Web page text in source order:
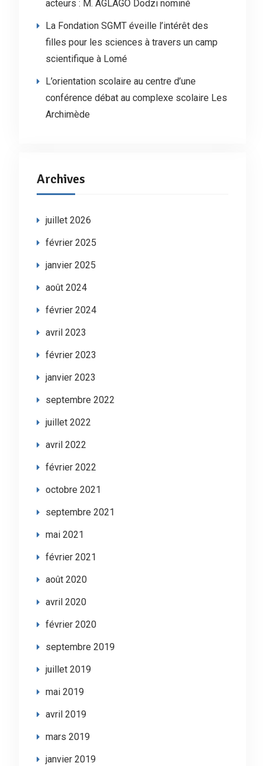
acteurs : M. AGLAGO Dodzi nominé
La Fondation SGMT éveille l’intérêt des
filles pour les sciences à travers un camp
scientifique à Lomé
L’orientation scolaire au centre d’une
conférence débat au complexe scolaire Les
Archimède
Archives
juillet 2026
février 2025
janvier 2025
août 2024
février 2024
avril 2023
février 2023
janvier 2023
septembre 2022
juillet 2022
avril 2022
février 2022
octobre 2021
septembre 2021
mai 2021
février 2021
août 2020
avril 2020
février 2020
septembre 2019
juillet 2019
mai 2019
avril 2019
mars 2019
janvier 2019